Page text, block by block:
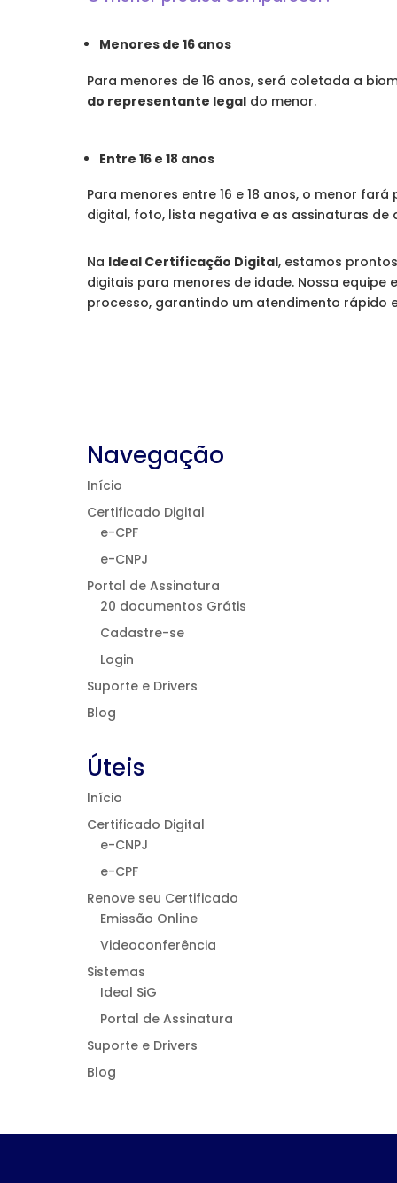
Menores de 16 anos
Para menores de 16 anos, será coletada a
do representante legal do menor.
Entre 16 e 18 anos
Para menores entre 16 e 18 anos, o menor
digital, foto, lista negativa e as assinaturas
Na Ideal Certificação Digital, estamos
digitais para menores de idade. Nossa
processo, garantindo um atendimento rápido
Navegação
Início
Certificado Digital
e-CPF
e-CNPJ
Portal de Assinatura
20 documentos Grátis
Cadastre-se
Login
Suporte e Drivers
Blog
Úteis
Início
Certificado Digital
e-CNPJ
e-CPF
Renove seu Certificado
Emissão Online
Videoconferência
Sistemas
Ideal SiG
Portal de Assinatura
Suporte e Drivers
Blog